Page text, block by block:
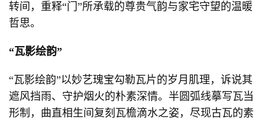
转间，重释“门”所承载的尊贵气韵与家宅守望的温暖
哲思。
“瓦影绘韵”
“瓦影绘韵”以妙艺瑰宝勾勒瓦片的岁月肌理，诉说其
遮风挡雨、守护烟火的朴素深情。半圆弧线摹写瓦当
形制，曲直相生间复刻瓦檐滴水之姿，尽现古瓦的素